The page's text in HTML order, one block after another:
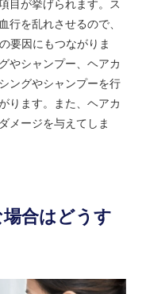
目が挙げられます。ス
行を乱れさせるので、
要因にもつながりま
やシャンプー、ヘアカ
ングやシャンプーを行
ります。また、ヘアカ
メージを与えてしま
合はどうす